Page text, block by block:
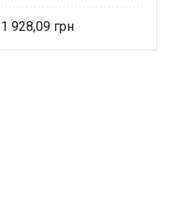
1 928,09